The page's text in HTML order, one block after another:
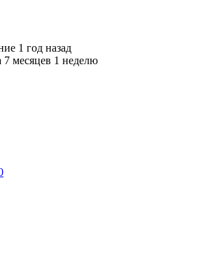
1 год назад
7 месяцев 1 неделю